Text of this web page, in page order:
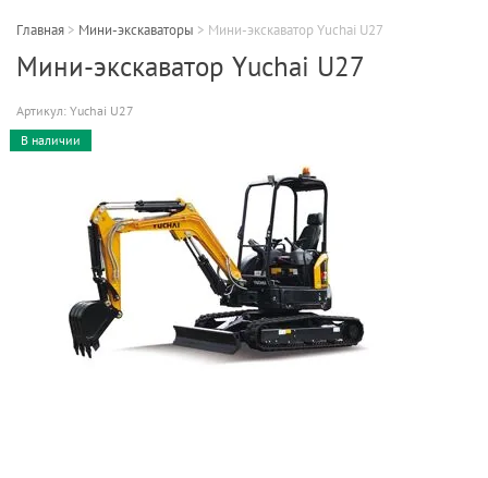
Главная > Мини-экскаваторы > Мини-экскаватор Yuchai U27
Мини-экскаватор Yuchai U27
Артикул: Yuchai U27
В наличии